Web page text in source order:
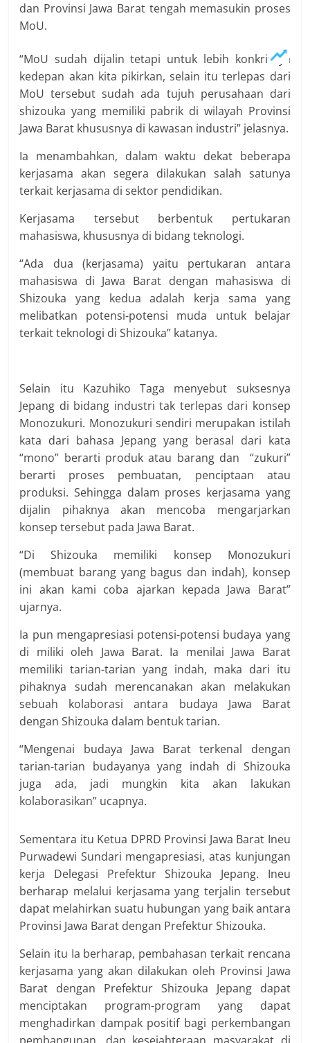
dan Provinsi Jawa Barat tengah memasukin proses
MoU.
“MoU sudah dijalin tetapi untuk lebih konkritnya
kedepan akan kita pikirkan, selain itu terlepas dari
MoU tersebut sudah ada tujuh perusahaan dari
shizouka yang memiliki pabrik di wilayah Provinsi
Jawa Barat khususnya di kawasan industri” jelasnya.
Ia menambahkan, dalam waktu dekat beberapa
kerjasama akan segera dilakukan salah satunya
terkait kerjasama di sektor pendidikan.
Kerjasama tersebut berbentuk pertukaran
mahasiswa, khususnya di bidang teknologi.
“Ada dua (kerjasama) yaitu pertukaran antara
mahasiswa di Jawa Barat dengan mahasiswa di
Shizouka yang kedua adalah kerja sama yang
melibatkan potensi-potensi muda untuk belajar
terkait teknologi di Shizouka” katanya.
Selain itu Kazuhiko Taga menyebut suksesnya
Jepang di bidang industri tak terlepas dari konsep
Monozukuri. Monozukuri sendiri merupakan istilah
kata dari bahasa Jepang yang berasal dari kata
“mono” berarti produk atau barang dan “zukuri”
berarti proses pembuatan, penciptaan atau
produksi. Sehingga dalam proses kerjasama yang
dijalin pihaknya akan mencoba mengarjarkan
konsep tersebut pada Jawa Barat.
“Di Shizouka memiliki konsep Monozukuri
(membuat barang yang bagus dan indah), konsep
ini akan kami coba ajarkan kepada Jawa Barat”
ujarnya.
Ia pun mengapresiasi potensi-potensi budaya yang
di miliki oleh Jawa Barat. Ia menilai Jawa Barat
memiliki tarian-tarian yang indah, maka dari itu
pihaknya sudah merencanakan akan melakukan
sebuah kolaborasi antara budaya Jawa Barat
dengan Shizouka dalam bentuk tarian.
“Mengenai budaya Jawa Barat terkenal dengan
tarian-tarian budayanya yang indah di Shizouka
juga ada, jadi mungkin kita akan lakukan
kolaborasikan” ucapnya.
Sementara itu Ketua DPRD Provinsi Jawa Barat Ineu
Purwadewi Sundari mengapresiasi, atas kunjungan
kerja Delegasi Prefektur Shizouka Jepang. Ineu
berharap melalui kerjasama yang terjalin tersebut
dapat melahirkan suatu hubungan yang baik antara
Provinsi Jawa Barat dengan Prefektur Shizouka.
Selain itu Ia berharap, pembahasan terkait rencana
kerjasama yang akan dilakukan oleh Provinsi Jawa
Barat dengan Prefektur Shizouka Jepang dapat
menciptakan program-program yang dapat
menghadirkan dampak positif bagi perkembangan